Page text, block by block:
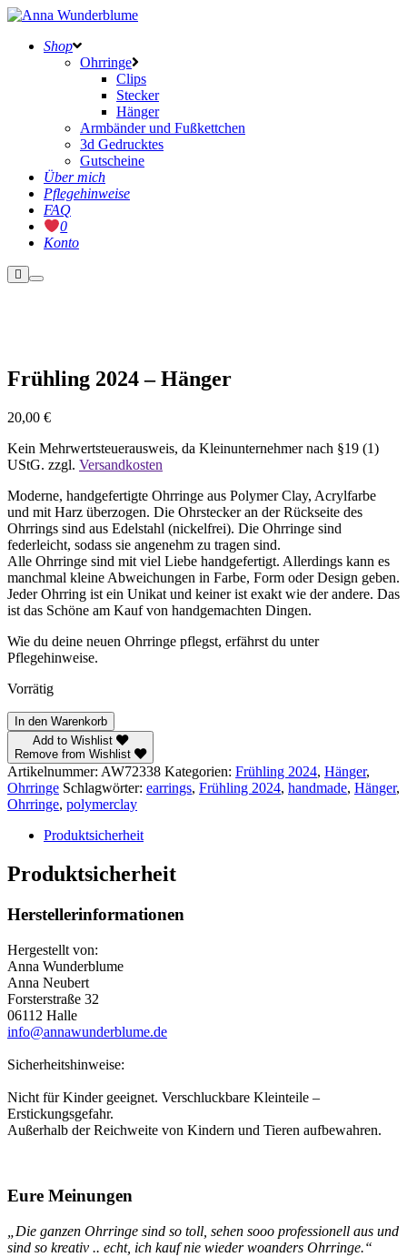
Shop
Ohrringe
Clips
Stecker
Hänger
Armbänder und Fußkettchen
3d Gedrucktes
Gutscheine
Über mich
Pflegehinweise
FAQ
0
Konto
Weitere
Informationen
Hauptmenü
Frühling 2024 – Hänger
20,00 €
Kein Mehrwertsteuerausweis, da Kleinunternehmer nach §19 (1)
UStG. zzgl. Versandkosten
Moderne, handgefertigte Ohrringe aus Polymer Clay, Acrylfarbe
und mit Harz überzogen. Die Ohrstecker an der Rückseite des
Ohrrings sind aus Edelstahl (nickelfrei). Die Ohrringe sind
federleicht, sodass sie angenehm zu tragen sind.
Alle Ohrringe sind mit viel Liebe handgefertigt. Allerdings kann es
manchmal kleine Abweichungen in Farbe, Form oder Design geben.
Jeder Ohrring ist ein Unikat und keiner ist exakt wie der andere. Das
ist das Schöne am Kauf von handgemachten Dingen.
Wie du deine neuen Ohrringe pflegst, erfährst du unter
Pflegehinweise.
Vorrätig
Frühling
2024
Hänger
Menge
In den Warenkorb
Add to Wishlist
Remove from Wishlist
Artikelnummer: AW72338 Kategorien: Frühling 2024, Hänger,
Ohrringe Schlagwörter: earrings, Frühling 2024, handmade, Hänger,
Ohrringe, polymerclay
Produktsicherheit
Produktsicherheit
Herstellerinformationen
Hergestellt von:
Anna Wunderblume
Anna Neubert
Forsterstraße 32
06112 Halle
info@annawunderblume.de
Sicherheitshinweise:
Nicht für Kinder geeignet. Verschluckbare Kleinteile –
Erstickungsgefahr.
Außerhalb der Reichweite von Kindern und Tieren aufbewahren.
Eure Meinungen
„Die ganzen Ohrringe sind so toll, sehen sooo professionell aus und
sind so kreativ .. echt, ich kauf nie wieder woanders Ohrringe.“